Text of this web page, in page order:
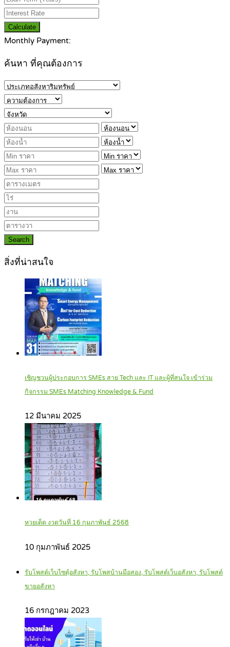
Calculate
Monthly Payment:
ค้นหา ที่คุณต้องการ
Search
สิ่งที่น่าสนใจ
เชิญชวนผู้ประกอบการ SMEs สาย Tech และ IT และผู้ที่สนใจ เข้าร่วม
กิจกรรม SMEs Matching Knowledge & Fund
12 มีนาคม 2025
หวยเด็ด งวดวันที่ 16 กุมภาพันธ์ 2568
10 กุมภาพันธ์ 2025
รับโพสต์เว็บไซตฺ์อสังหา, รับโพสบ้านมือสอง, รับโพสต์เว็บอสังหา, รับโพสต์
ขายอสังหา
16 กรกฎาคม 2023